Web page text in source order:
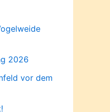
2026
vor dem